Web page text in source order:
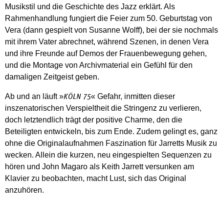
Musikstil und die Geschichte des Jazz erklärt. Als
Rahmenhandlung fungiert die Feier zum 50. Geburtstag von
Vera (dann gespielt von Susanne Wolff), bei der sie nochmals
mit ihrem Vater abrechnet, während Szenen, in denen Vera
und ihre Freunde auf Demos der Frauenbewegung gehen,
und die Montage von Archivmaterial ein Gefühl für den
damaligen Zeitgeist geben.
Ab und an läuft »KÖLN 75« Gefahr, inmitten dieser
inszenatorischen Verspieltheit die Stringenz zu verlieren,
doch letztendlich trägt der positive Charme, den die
Beteiligten entwickeln, bis zum Ende. Zudem gelingt es, ganz
ohne die Originalaufnahmen Faszination für Jarretts Musik zu
wecken. Allein die kurzen, neu eingespielten Sequenzen zu
hören und John Magaro als Keith Jarrett versunken am
Klavier zu beobachten, macht Lust, sich das Original
anzuhören.